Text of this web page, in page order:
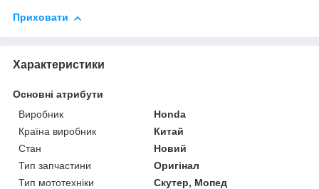
Приховати
Характеристики
Основні атрибути
Виробник
Honda
Країна виробник
Китай
Стан
Новий
Тип запчастини
Оригінал
Тип мототехніки
Скутер, Мопед